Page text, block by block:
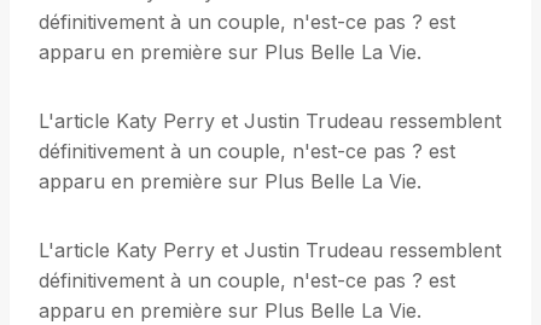
définitivement à un couple, n'est-ce pas ? est
apparu en première sur Plus Belle La Vie.
L'article Katy Perry et Justin Trudeau ressemblent
définitivement à un couple, n'est-ce pas ? est
apparu en première sur Plus Belle La Vie.
L'article Katy Perry et Justin Trudeau ressemblent
définitivement à un couple, n'est-ce pas ? est
apparu en première sur Plus Belle La Vie.